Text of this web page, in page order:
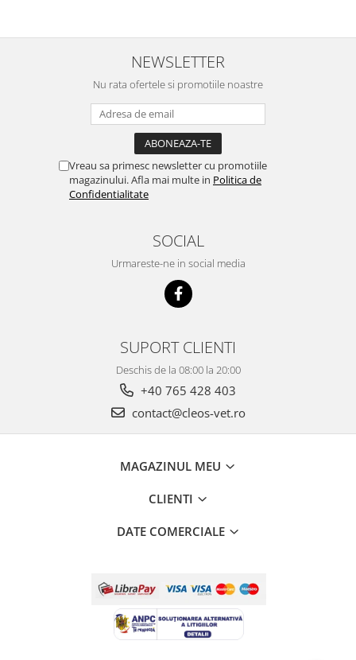
NEWSLETTER
Nu rata ofertele si promotiile noastre
Vreau sa primesc newsletter cu promotiile
magazinului. Afla mai multe in Politica de
Confidentialitate
SOCIAL
Urmareste-ne in social media
SUPORT CLIENTI
Deschis de la 08:00 la 20:00
+40 765 428 403
contact@cleos-vet.ro
MAGAZINUL MEU
CLIENTI
DATE COMERCIALE